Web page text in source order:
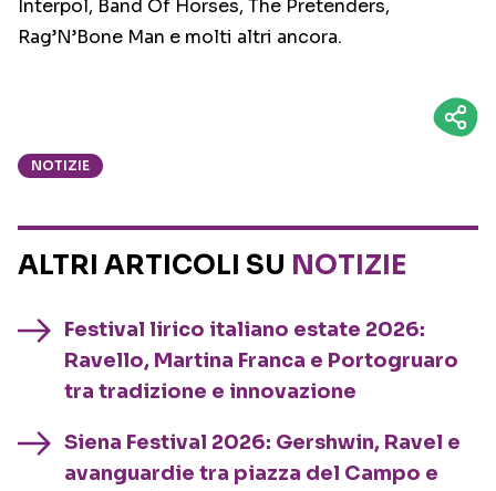
Interpol, Band Of Horses, The Pretenders,
Rag’N’Bone Man e molti altri ancora.
NOTIZIE
ALTRI ARTICOLI SU NOTIZIE
Festival lirico italiano estate 2026:
Ravello, Martina Franca e Portogruaro
tra tradizione e innovazione
Siena Festival 2026: Gershwin, Ravel e
avanguardie tra piazza del Campo e